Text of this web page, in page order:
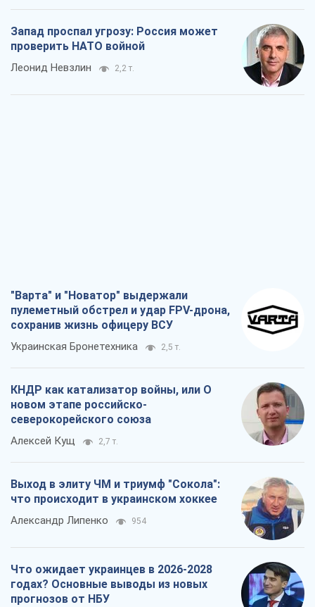
Запад проспал угрозу: Россия может
проверить НАТО войной
Леонид Невзлин 2,2 т.
"Варта" и "Новатор" выдержали
пулеметный обстрел и удар FPV-дрона,
сохранив жизнь офицеру ВСУ
Украинская Бронетехника 2,5 т.
КНДР как катализатор войны, или О
новом этапе российско-
северокорейского союза
Алексей Кущ 2,7 т.
Выход в элиту ЧМ и триумф "Сокола":
что происходит в украинском хоккее
Александр Липенко 954
Что ожидает украинцев в 2026-2028
годах? Основные выводы из новых
прогнозов от НБУ